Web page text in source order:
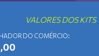
VALORES DOS KITS
DO COMÉRCIO: